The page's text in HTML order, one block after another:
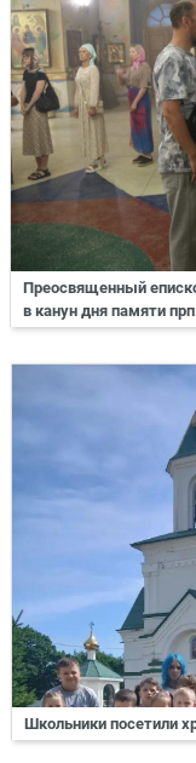
Преосвященный
в канун дня памяти
Школьники посетили